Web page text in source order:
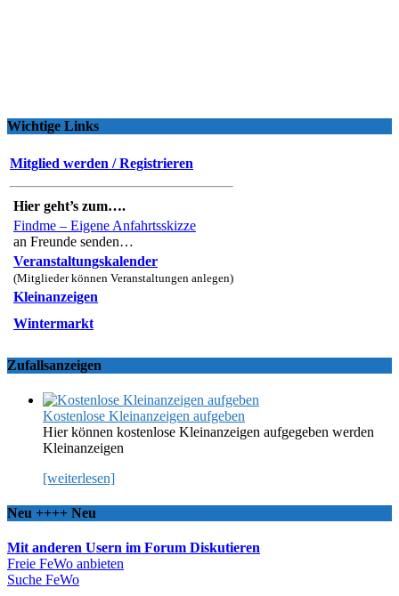
Wichtige Links
Mitglied werden / Registrieren
Hier geht’s zum….
Findme – Eigene Anfahrtsskizze
an Freunde senden…
Veranstaltungskalender
(Mitglieder können Veranstaltungen anlegen)
Kleinanzeigen
Wintermarkt
Zufallsanzeigen
Kostenlose Kleinanzeigen aufgeben
Hier können kostenlose Kleinanzeigen aufgegeben werden
Kleinanzeigen
[weiterlesen]
Neu ++++ Neu
Mit anderen Usern im Forum Diskutieren
Freie FeWo anbieten
Suche FeWo